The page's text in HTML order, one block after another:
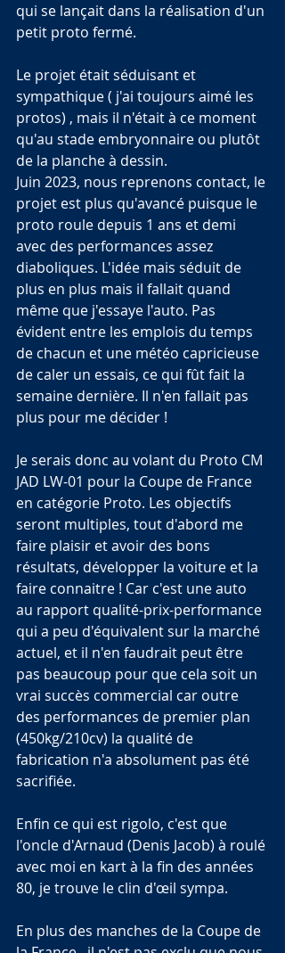
qui se lançait dans la réalisation d'un
petit proto fermé.
Le projet était séduisant et
sympathique ( j'ai toujours aimé les
protos) , mais il n'était à ce moment
qu'au stade embryonnaire ou plutôt
de la planche à dessin.
Juin 2023, nous reprenons contact, le
projet est plus qu'avancé puisque le
proto roule depuis 1 ans et demi
avec des performances assez
diaboliques. L'idée mais séduit de
plus en plus mais il fallait quand
même que j'essaye l'auto. Pas
évident entre les emplois du temps
de chacun et une météo capricieuse
de caler un essais, ce qui fût fait la
semaine dernière. Il n'en fallait pas
plus pour me décider !
Je serais donc au volant du Proto CM
JAD LW-01 pour la Coupe de France
en catégorie Proto. Les objectifs
seront multiples, tout d'abord me
faire plaisir et avoir des bons
résultats, développer la voiture et la
faire connaitre ! Car c'est une auto
au rapport qualité-prix-performance
qui a peu d'équivalent sur la marché
actuel, et il n'en faudrait peut être
pas beaucoup pour que cela soit un
vrai succès commercial car outre
des performances de premier plan
(450kg/210cv) la qualité de
fabrication n'a absolument pas été
sacrifiée.
Enfin ce qui est rigolo, c'est que
l'oncle d'Arnaud (Denis Jacob) à roulé
avec moi en kart à la fin des années
80, je trouve le clin d'œil sympa.
En plus des manches de la Coupe de